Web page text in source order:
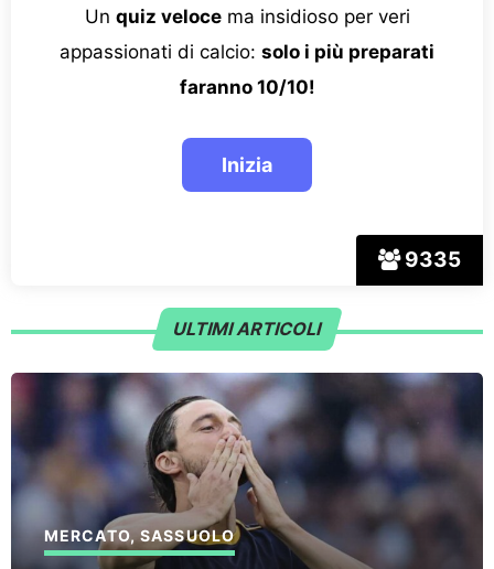
9335
Un quiz velocema insidioso per veri
appassionati di calcio: solo i più preparati
faranno 10/10!
ULTIMI ARTICOLI
MERCATO,SASSUOLO